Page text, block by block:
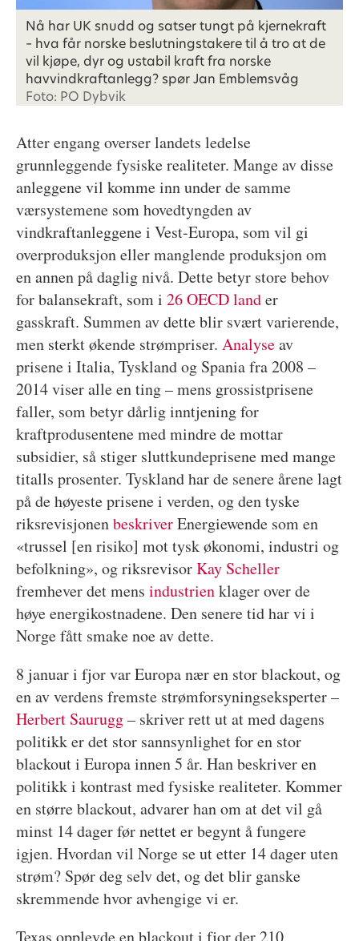
Nå har UK snudd og satser tungt på kjernekraft
– hva får norske beslutningstakere til å tro at de
vil kjøpe, dyr og ustabil kraft fra norske
havvindkraftanlegg? spør Jan Emblemsvåg
Foto: PO Dybvik
Atter engang overser landets ledelse
grunnleggende fysiske realiteter. Mange av disse
anleggene vil komme inn under de samme
værsystemene som hovedtyngden av
vindkraftanleggene i Vest-Europa, som vil gi
overproduksjon eller manglende produksjon om
en annen på daglig nivå. Dette betyr store behov
for balansekraft, som i 26 OECD lander
gasskraft. Summen av dette blir svært varierende,
men sterkt økende strømpriser. Analyseav
prisene i Italia, Tyskland og Spania fra 2008 –
2014 viser alle en ting – mens grossistprisene
faller, som betyr dårlig inntjening for
kraftprodusentene med mindre de mottar
subsidier, så stiger sluttkundeprisene med mange
titalls prosenter. Tyskland har de senere årene lagt
på de høyeste prisene i verden, og den tyske
riksrevisjonenbeskriverEnergiewende som en
«trussel [en risiko] mot tysk økonomi, industri og
befolkning», og riksrevisorKay Scheller
fremhever det mens industrienklager over de
høye energikostnadene. Den senere tid har vi i
Norge fått smake noe av dette.
8 januar i fjor var Europa nær en stor blackout, og
en av verdens fremste strømforsyningseksperter –
Herbert Saurugg– skriver rett ut at med dagens
politikk er det stor sannsynlighet for en stor
blackout i Europa innen 5 år. Han beskriver en
politikk i kontrast med fysiske realiteter. Kommer
en større blackout, advarer han om at det vil gå
minst 14 dager før nettet er begynt å fungere
igjen. Hvordan vil Norge se ut etter 14 dager uten
strøm? Spør deg selv det, og det blir ganske
skremmende hvor avhengige vi er.
Texas opplevde en blackout i fjor der 210